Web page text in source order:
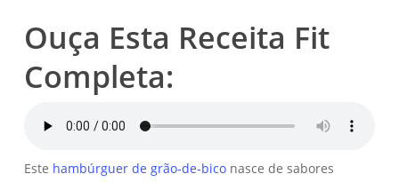
Ouça Esta Receita Fit
Completa:
Este hambúrguer de grão-de-biconasce de sabores